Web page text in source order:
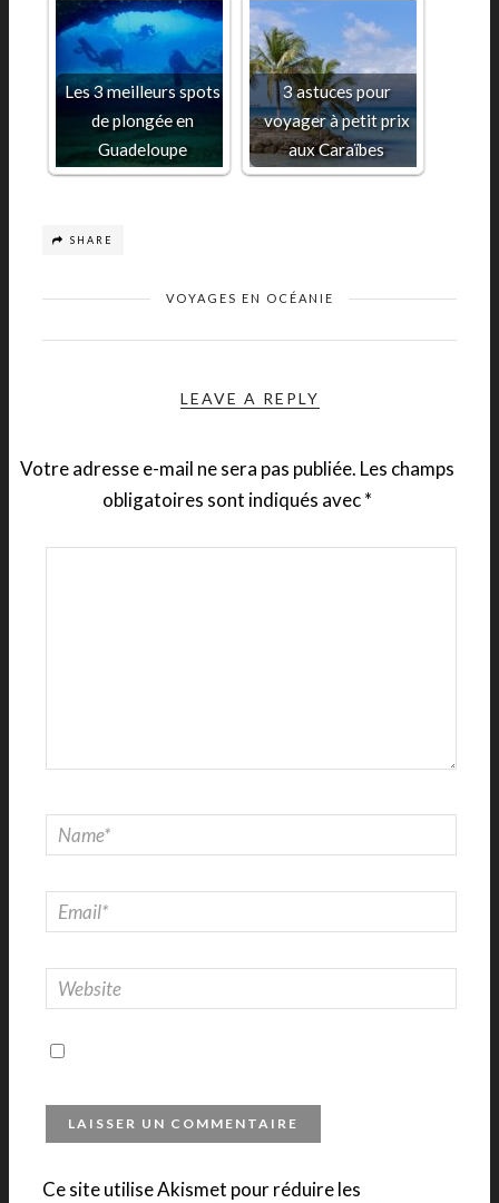
Les 3 meilleurs spots
de plongée en
Guadeloupe
3 astuces pour
voyager à petit prix
aux Caraïbes
SHARE
VOYAGES EN OCÉANIE
LEAVE A REPLY
Votre adresse e-mail ne sera pas publiée. Les champs
obligatoires sont indiqués avec*
Ce site utilise Akismet pour réduire les